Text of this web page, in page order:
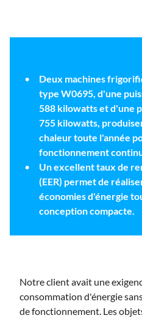
Deux machines
type W0695, d'une
588 kilowatts et d'une
755 kilowatts,
chaleur toute l'année
fonctionnement
Un excellent taux de
(EER) permet de
économies d'énergie
conception compacte.
Notre client avait une
consommation d'énergie
de fonctionnement. Les